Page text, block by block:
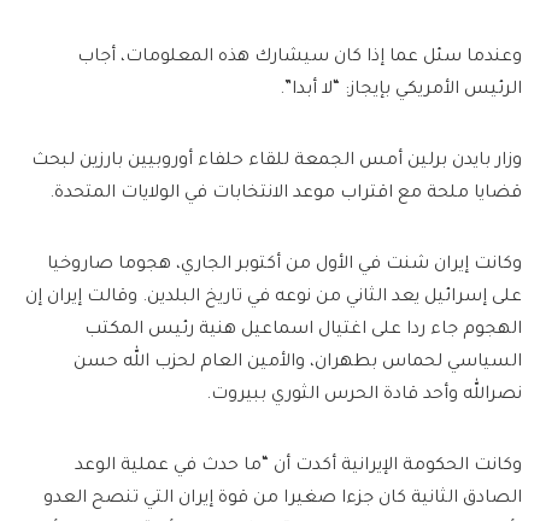
وعندما سئل عما إذا كان سيشارك هذه المعلومات، أجاب
الرئيس الأمريكي بإيجاز: “لا أبدا”.
وزار بايدن برلين أمس الجمعة للقاء حلفاء أوروبيين بارزين لبحث
قضايا ملحة مع اقتراب موعد الانتخابات في الولايات المتحدة.
وكانت إيران شنت في الأول من أكتوبر الجاري، هجوما صاروخيا
على إسرائيل يعد الثاني من نوعه في تاريخ البلدين. وقالت إيران إن
الهجوم جاء ردا على اغتيال اسماعيل هنية رئيس المكتب
السياسي لحماس بطهران، والأمين العام لحزب الله حسن
نصرالله وأحد قادة الحرس الثوري ببيروت.
وكانت الحكومة الإيرانية أكدت أن “ما حدث في عملية الوعد
الصادق الثانية كان جزءا صغيرا من قوة إيران التي تنصح العدو